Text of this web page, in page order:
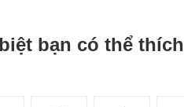
bạn có thể thích